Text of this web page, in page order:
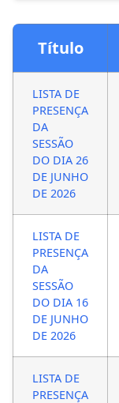
Título
LISTA DE
PRESENÇA
DA
SESSÃO
DO DIA 26
DE JUNHO
DE 2026
LISTA DE
PRESENÇA
DA
SESSÃO
DO DIA 16
DE JUNHO
DE 2026
LISTA DE
PRESENÇA